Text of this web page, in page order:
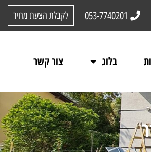
053-7740201 לקבלת הצעת מחיר
בלוג צור קשר